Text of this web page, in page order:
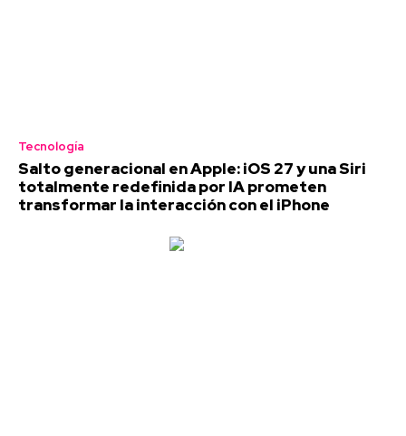
Tecnología
Salto generacional en Apple: iOS 27 y una Siri
totalmente redefinida por IA prometen
transformar la interacción con el iPhone